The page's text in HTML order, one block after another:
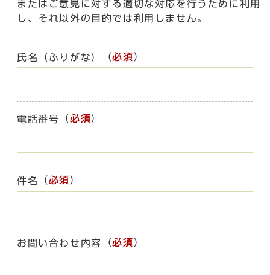
またはご意見に対する適切な対応を行うために利用
し、それ以外の目的では利用しません。
氏名（ふりがな） （必須）
電話番号 （必須）
件名 （必須）
お問い合わせ内容 （必須）